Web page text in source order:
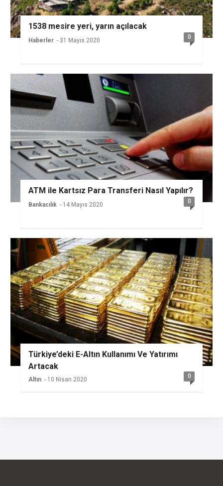
1538 mesire yeri, yarın açılacak
Haberler - 31 Mayıs 2020 0
ATM ile Kartsız Para Transferi Nasıl Yapılır?
Bankacılık - 14 Mayıs 2020 0
Türkiye’deki E-Altın Kullanımı Ve Yatırımı
Artacak
Altın - 10 Nisan 2020 0